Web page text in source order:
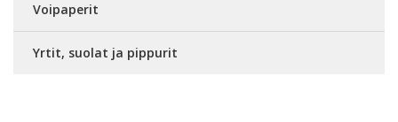
Voipaperit
Yrtit, suolat ja pippurit